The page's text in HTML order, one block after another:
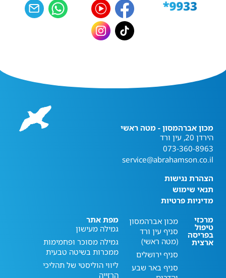
מכון אברהמסון - מטה ראשי
הירדן 20, עין ורד
073-360-8963
service@abrahamson.co.il
הצהרת נגישות
תנאי שימוש
מדיניות פרטיות
מרכזי
טיפול
בפריסה
ארצית
מכון אברהמסון
סניף עין ורד
(מטה ראשי)
סניף ירושלים
סניף באר שבע
מפת אתר
גמילה מעישון
גמילה מסוכר ופחמימות
ממכרות בשיטה טבעית
ליווי הוליסטי של תהליכי
הרזייה